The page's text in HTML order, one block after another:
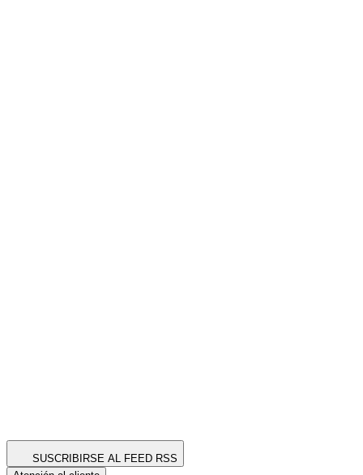
SUSCRIBIRSE AL FEED RSS